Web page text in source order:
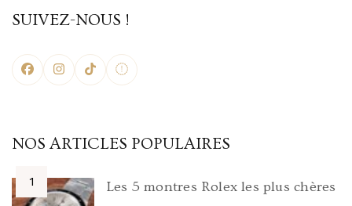
SUIVEZ-NOUS !
NOS ARTICLES POPULAIRES
Les 5 montres Rolex les plus chères